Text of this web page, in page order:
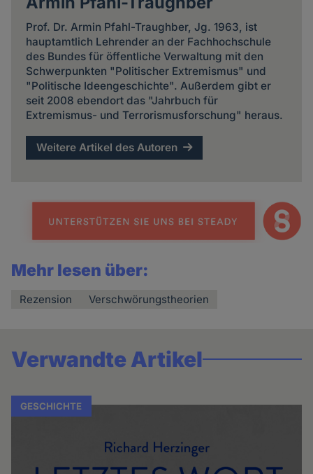
Prof. Dr. Armin Pfahl-Traughber, Jg. 1963, ist
hauptamtlich Lehrender an der Fachhochschule
des Bundes für öffentliche Verwaltung mit den
Schwerpunkten "Politischer Extremismus" und
"Politische Ideengeschichte". Außerdem gibt er
seit 2008 ebendort das "Jahrbuch für
Extremismus- und Terrorismusforschung" heraus.
Weitere Artikel des Autoren
Mehr lesen über:
Rezension Verschwörungstheorien
Verwandte Artikel
GESCHICHTE